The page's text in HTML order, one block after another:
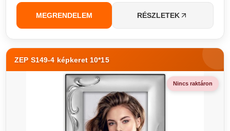
MEGRENDELEM RÉSZLETEK
ZEP S149-4 képkeret 10*15
Nincs raktáron